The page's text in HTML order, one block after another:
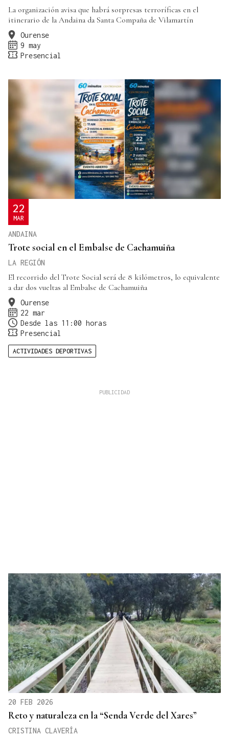
La organización avisa que habrá sorpresas terroríficas en el
itinerario de la Andaina da Santa Compaña de Vilamartín
Ourense
9 may
Presencial
22
MAR
ANDAINA
Trote social en el Embalse de Cachamuiña
LA REGIÓN
El recorrido del Trote Social será de 8 kilómetros, lo equivalente
a dar dos vueltas al Embalse de Cachamuiña
Ourense
22 mar
Desde las 11:00 horas
Presencial
ACTIVIDADES DEPORTIVAS
20 FEB 2026
Reto y naturaleza en la “Senda Verde del Xares”
CRISTINA CLAVERÍA